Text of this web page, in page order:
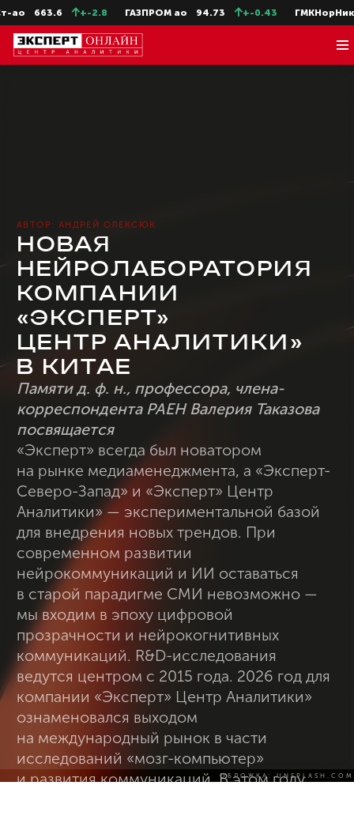
+-2.8 ГАЗПРОМ ао 94.73 +-0.43 ГМКНорНик 127.66
«ЭКСПЕРТ»
ЦЕНТР АНАЛИТИКИ»
В КИТАЕ
Памяти д. ф. н., профессора, члена-
корреспондента РАЕН Валерия Таказова
посвящается
«Эксперт» всегда был новатором
на рынке медиаменеджмента, а «Эксперт-
Северо-Запад» и «Эксперт» Центр
Аналитики» — экспериментальной базой
для внедрения новых трендов. При
современном развитии
нейрокоммуникаций и ИИ оставаться
в старой парадигме СМИ невозможно —
мы входим в эпоху цифровой
прозрачности и нейрокогнитивных
коммуникаций. R&D-исследования
ведутся центром с 2015 года. 2026 год для
компании «Эксперт» Центр Аналитики»
ознаменовался выходом
на международный рынок в части
исследований «мозг-компьютер»
и развития коммуникаций. В этом году
на ПМЭФ мы рады заявить об открытии
собственной лаборатории
по исследованию возможностей мозга
и робототехники в Китае.
ОБЛОЖКА: UNSPLASH.COM